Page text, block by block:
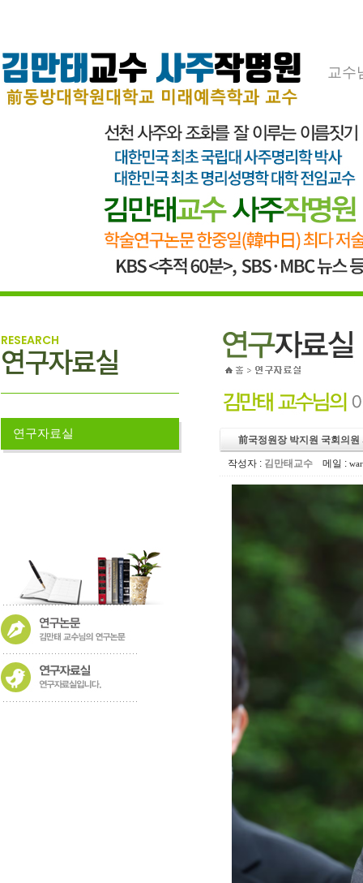
교수
RESEARCH
연구자료실
연구자료실 前국정원장 박지원 국회의원
작성자 : 김만태교수 메일 :